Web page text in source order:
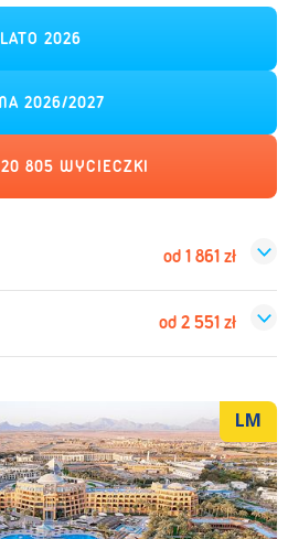
LATO 2026
2026/2027
20 805 WYCIECZKI
od 1 861 zł
od 2 551 zł
LM